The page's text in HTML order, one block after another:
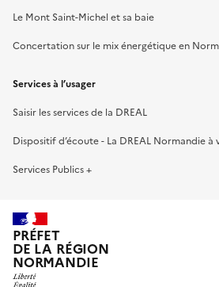
Le Mont Saint-Michel et sa baie
Concertation sur le mix énergétique en
Services à l’usager
Saisir les services de la DREAL
Dispositif d’écoute - La DREAL Normandie
Services Publics +
PRÉFET
DE LA RÉGION
NORMANDIE